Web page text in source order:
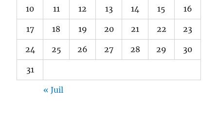
10 11 12 13 14 15 16
17 18 19 20 21 22 23
24 25 26 27 28 29 30
31
« Juil